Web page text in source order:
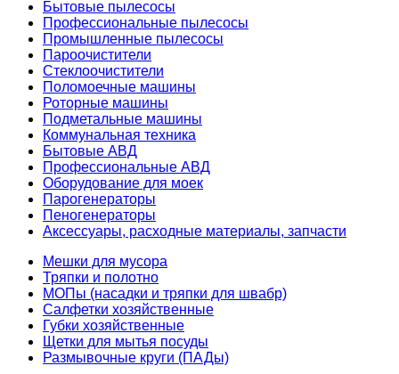
Бытовые пылесосы
Профессиональные пылесосы
Промышленные пылесосы
Пароочистители
Стеклоочистители
Поломоечные машины
Роторные машины
Подметальные машины
Коммунальная техника
Бытовые АВД
Профессиональные АВД
Оборудование для моек
Парогенераторы
Пеногенераторы
Аксессуары, расходные материалы, запчасти
Мешки для мусора
Тряпки и полотно
МОПы (насадки и тряпки для швабр)
Салфетки хозяйственные
Губки хозяйственные
Щетки для мытья посуды
Размывочные круги (ПАДы)